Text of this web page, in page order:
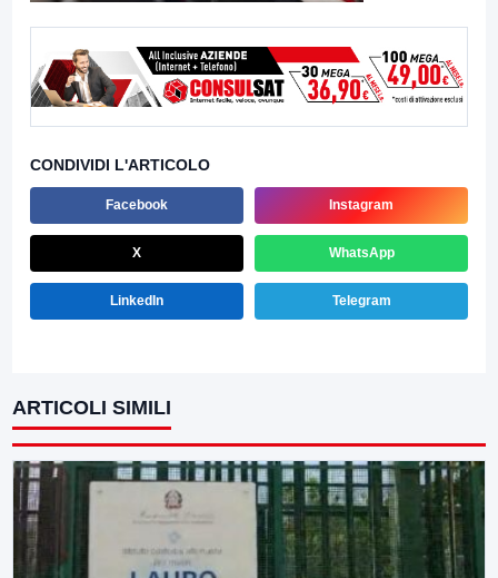
CONDIVIDI L'ARTICOLO
Facebook Instagram
X WhatsApp
LinkedIn Telegram
ARTICOLI SIMILI